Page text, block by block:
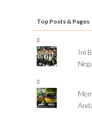
Top Posts & Pages
Ini